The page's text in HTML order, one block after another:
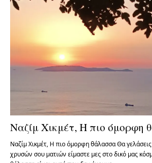
Ναζίμ Χικμέτ, Η πιο όμορφη
Ναζίμ Χικμέτ, Η πιο όμορφη θάλασσα Θα
χρυσών σου ματιών είμαστε μες στο δικό μας